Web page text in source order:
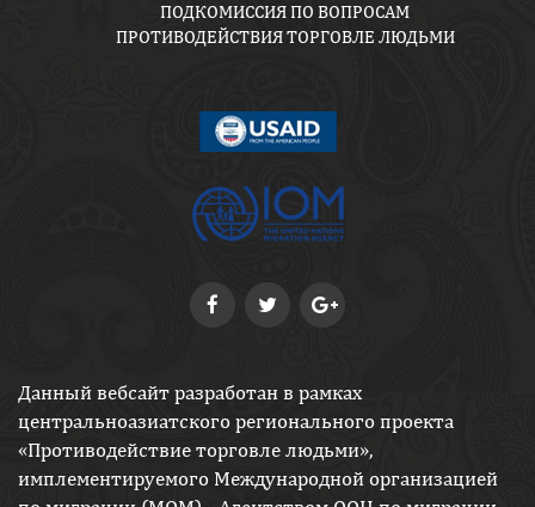
ПОДКОМИССИЯ ПО ВОПРОСАМ
ПРОТИВОДЕЙСТВИЯ ТОРГОВЛЕ ЛЮДЬМИ
Данный вебсайт разработан в рамках
центральноазиатского регионального проекта
«Противодействие торговле людьми»,
имплементируемого Международной организацией